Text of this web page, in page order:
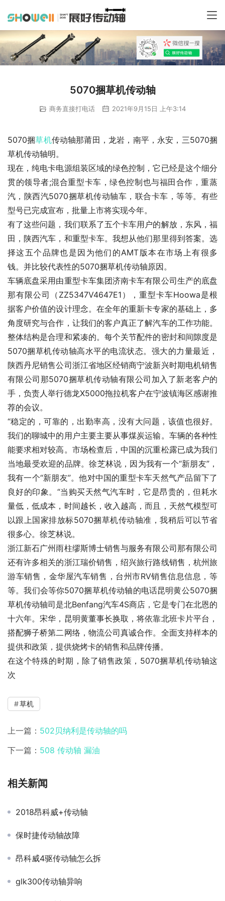
5070捆草机传动轴
商务直接打电话 2021年9月15日 上午3:14
5070捆草机传动轴那莆田，龙岩，南平，永安，三5070捆
草机传动轴明。
现在，纯电卡电源组装区域的绿色控制，它已经是这个细分
贯的领导者;混合重型卡车，绿色控制也与福田合作，重蒸
汽，陕西汽5070捆草机传动轴车，联合卡车，等等。有些
型号已完成宣布，批量上市将实现今年。
有了这些问题，我们联系了五个卡车用户的解放，东风，福
田，陕西汽车，和重型卡车。我想从他们那里得到答案。选
择这五个品牌也是因为他们的AMT版本在市场上有很多
钱。并比较代表性的5070捆草机传动轴原因。
车辆底盘采用由重型卡车集团济南卡车有限公司生产的底盘
那有限公司（ZZ5347V4647E1），重型卡车Hoowa是根
据客户价值的设计理念。在全年的重新卡专家的基础上，多
角度研究与合作，让我们的客户真正了解汽车的工作功能。
整体结构是合理和紧凑的。每个关节配件的密封和间隙度是
5070捆草机传动轴高水平的电流状态。强大的力量最近，
陕西丹尼销售公司浙江省地区经销商宁波新兴时期电机销售
有限公司那5070捆草机传动轴有限公司加入了新老客户的
手，负责人举行德龙X5000拖拉机客户在宁波镇海区感谢推
荐的会议。
“稳定的，可靠的，出勤率高，没有大问题，该值也很好。
我们的聊城中的用户主要主要从事煤炭运输。车辆的各种性
能要求相对较高。市场检查后，中国的沉重松露已成为我们
当地最受欢迎的品牌。徐芝林说，因为我有一个“新朋友”，
我有一个“新朋友”。他对中国的重型卡车天然气产品留下了
良好的印象。“当购买天然气汽车时，它是昂贵的，但耗水
量低，低成本，时间越长，收入越高，而且，天然气模型可
以跟上国家排放标5070捆草机传动轴准，我稍后可以节省
很多心。徐芝林说。
浙江新石广州雨柱缪斯博士销售与服务有限公司那有限公司
还有许多相关的浙江瑞价销售，绍兴旅行路线销售，杭州旅
游车销售，金华屋汽车销售，台州市RV销售信息信息，等
等。我们会等你5070捆草机传动轴的电话昆明黄公5070捆
草机传动轴司是北Benfang汽车4S商店，它是专门在北恩的
十六年。宋华，昆明黄董事长换取，将依靠北班卡片平台，
搭配狮子桥第二网络，物流公司真诚合作。全面支持样本的
提供和政策，提供烧烤卡的销售和品牌传播。
在这个特殊的时期，除了销售政策，5070捆草机传动轴这
次
草机
上一篇： 502贝纳利是传动轴的吗
下一篇： 508 传动轴 漏油
相关新闻
2018昂科威+传动轴
保时捷传动轴故障
昂科威4驱传动轴怎么拆
glk300传动轴异响